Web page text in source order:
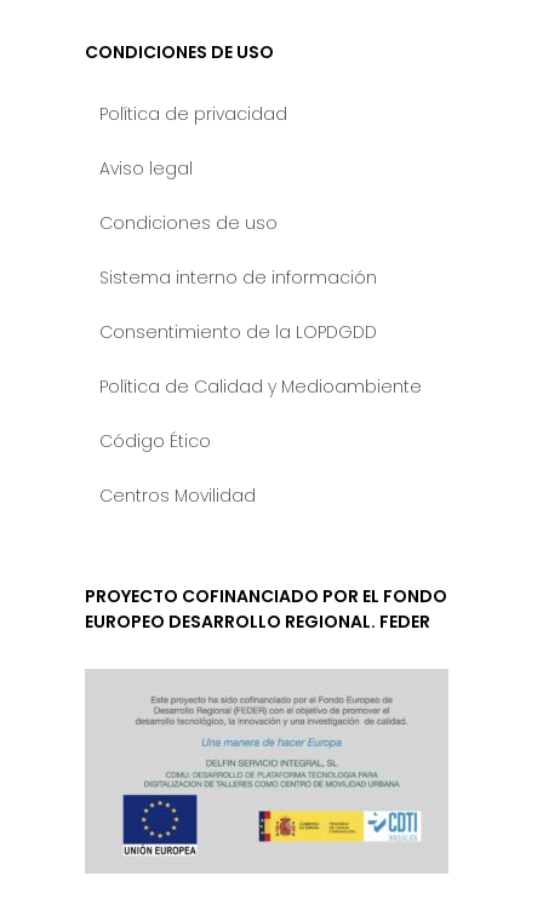
CONDICIONES DE USO
Política de privacidad
Aviso legal
Condiciones de uso
Sistema interno de información
Consentimiento de la LOPDGDD
Política de Calidad y Medioambiente
Código Ético
Centros Movilidad
PROYECTO COFINANCIADO POR EL FONDO
EUROPEO DESARROLLO REGIONAL. FEDER